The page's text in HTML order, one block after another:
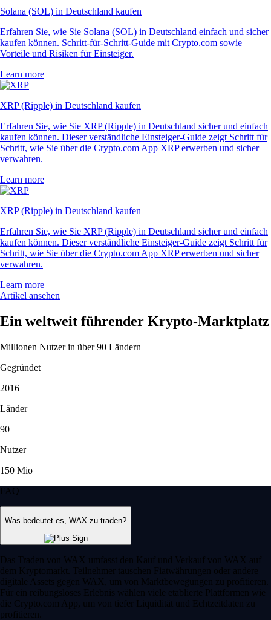
Solana (SOL) in Deutschland kaufen
Erfahren Sie, wie Sie Solana (SOL) in Deutschland einfach und sicher
kaufen können. Schritt-für-Schritt-Guide mit Crypto.com sowie
Vorteile und Risiken für Einsteiger.
Learn more
XRP (Ripple) in Deutschland kaufen
Erfahren Sie, wie Sie XRP (Ripple) in Deutschland sicher und einfach
kaufen können. Dieser verständliche Einsteiger-Guide zeigt Schritt für
Schritt, wie Sie über die Crypto.com App XRP erwerben und sicher
verwahren.
Learn more
XRP (Ripple) in Deutschland kaufen
Erfahren Sie, wie Sie XRP (Ripple) in Deutschland sicher und einfach
kaufen können. Dieser verständliche Einsteiger-Guide zeigt Schritt für
Schritt, wie Sie über die Crypto.com App XRP erwerben und sicher
verwahren.
Learn more
Artikel ansehen
Ein weltweit führender Krypto-Marktplatz
Millionen Nutzer in über 90 Ländern
Gegründet
2016
Länder
90
Nutzer
150 Mio
FAQ
Was bedeutet es, WAX zu traden?
Das Traden von WAX umfasst den Kauf und Verkauf von WAX auf
dem Kryptomarkt. Teilnehmer tauschen Fiatwährungen oder andere
digitale Assets gegen WAX, um von Marktbewegungen zu profitieren.
Für ein reibungsloses Erlebnis wählen viele etablierte Plattformen wie
die Crypto.com App, um von tiefer Liquidität und Echtzeitdaten zu
profitieren.